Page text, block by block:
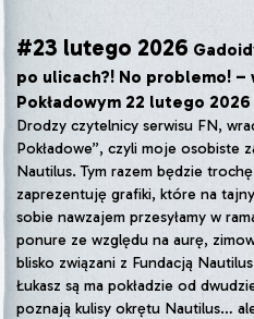
#23 lutego 2026
po ulicach?! No problemo! –
Pokładowym 22 lutego 2026
Drodzy czytelnicy serwisu FN,
Pokładowe”, czyli moje osobiste
Nautilus. Tym razem będzie
zaprezentuję grafiki, które na
sobie nawzajem przesyłamy w
ponure ze względu na aurę,
blisko związani z Fundacją
Łukasz są ma pokładzie od
poznają kulisy okrętu Nautilus…